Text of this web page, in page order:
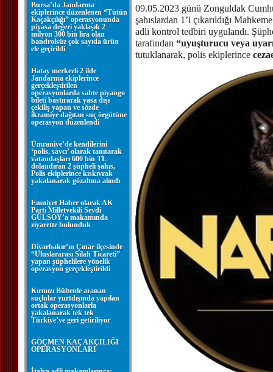
Bursa’da Jandarma
ekiplerince düzenlenen “Tütün
Kaçakçılığı” operasyonunda
piyasa değeri yaklaşık 2
milyon 300 bin lira olan
bandrolsüz çok sayıda ürün
ele geçirildi
Hatay merkezli 2 ilde
Jandarma ekiplerince
gerçekleştirilen
operasyonlarda sahte piyango
bileti bastırarak yasa dışı
çekiliş yapan ve sözde
ikramiye dağıtan suç örgütüne
operasyon düzenlendi
Ümraniye’de kendilerini
‘polis, savcı’ olarak tanıtarak
vatandaşları 600 bin TL
dolandıran 2 şüpheli şahıs,
Polis ekiplerince kıskıvrak
yakalanarak gözaltına alındı
Emniyet Haber olarak AK
Parti Milletvekili Seydi
GÜLSOY’a makamında
ziyarette bulunduk
Diyarbakır’ın Çınar ilçesinde
“Uluslararası Silah Ticareti”
yapan şüphelilere yönelik
operasyon gerçekleştirildi
Kırmızı Bültenle aranan
suçlular yurtdışında yapılan
ortak operasyonlarla
yakalanarak tek tek
Türkiye’ye geri getiriliyor
GÖÇMEN KAÇAKÇILIĞI
OPERASYONLARI
09.05.2023 günü Zonguldak
şahıslardan 1’i çıkarıldığı
adli kontrol tedbiri uygulandı.
tarafından “uyuşturucu veya
tutuklanarak, polis ekiplerince